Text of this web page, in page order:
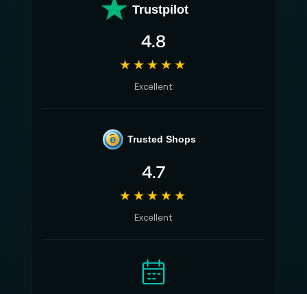
Trustpilot
4.8
★★★★★
Excellent
e Trusted Shops
4.7
★★★★★
Excellent